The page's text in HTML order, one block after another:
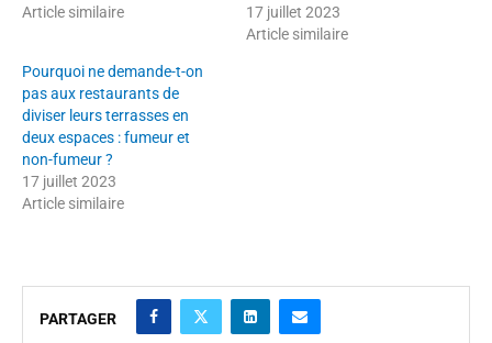
Article similaire
17 juillet 2023
Article similaire
Pourquoi ne demande-t-on
pas aux restaurants de
diviser leurs terrasses en
deux espaces : fumeur et
non-fumeur ?
17 juillet 2023
Article similaire
PARTAGER